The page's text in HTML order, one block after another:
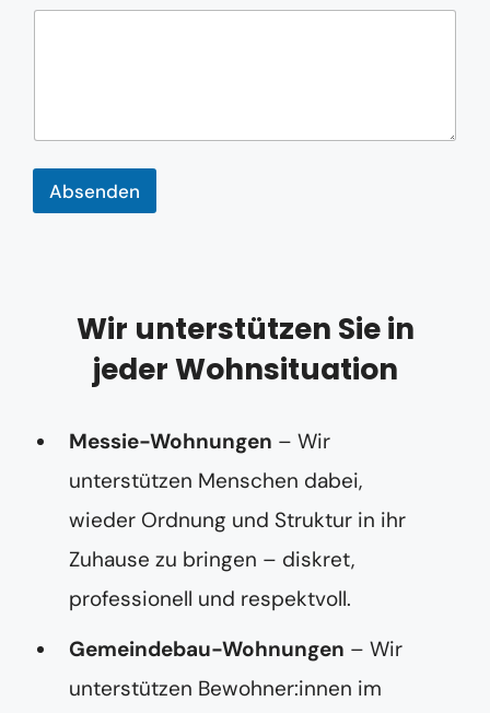
-
r
s
d
Absenden
Wir unterstützen Sie in
jeder Wohnsituation
Messie-Wohnungen – Wir
unterstützen Menschen dabei,
wieder Ordnung und Struktur in ihr
Zuhause zu bringen – diskret,
professionell und respektvoll.
Gemeindebau-Wohnungen – Wir
unterstützen Bewohner:innen im